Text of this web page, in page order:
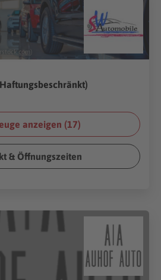
anzeigen (17)
& Öffnungszeiten